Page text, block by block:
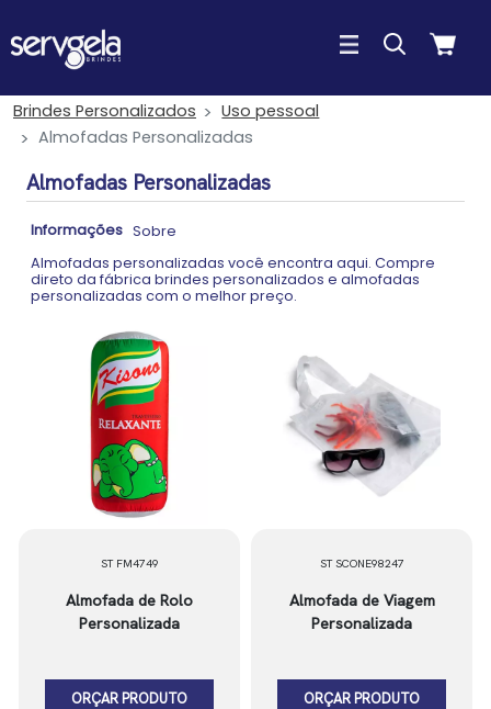
Brindes Personalizados
Uso pessoal
Almofadas Personalizadas
Almofadas Personalizadas
Informações Sobre
Almofadas personalizadas você encontra aqui. Compre
direto da fábrica brindes personalizados e almofadas
personalizadas com o melhor preço.
ST FM4749
Almofada de Rolo
Personalizada
ORÇAR PRODUTO
ST SCONE98247
Almofada de Viagem
Personalizada
ORÇAR PRODUTO